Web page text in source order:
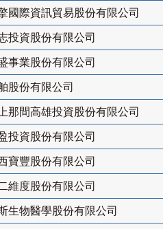
國際資訊貿易股份有限公司
投資股份有限公司
事業股份有限公司
股份有限公司
那間高雄投資股份有限公司
投資股份有限公司
寶豐股份有限公司
維度股份有限公司
生物醫學股份有限公司